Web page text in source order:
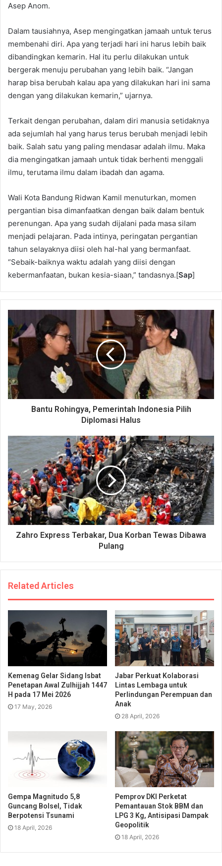
Asep Anom.
Dalam tausiahnya, Asep mengingatkan jamaah untuk terus
membenahi diri. Apa yang terjadi hari ini harus lebih baik
dibandingkan kemarin. Hal itu perlu dilakukan untuk
bergerak menuju perubahan yang lebih baik. “Jangan
harap bisa berubah kalau apa yang dilakukan hari ini sama
dengan yang dilakukan kemarin,” ujarnya.
Terkait dengan perubahan, dalam diri manusia setidaknya
ada sejumlah hal yang harus terus berubah menjadi lebih
baik. Salah satu yang paling mendasar adalah ilmu. Maka
dia mengingatkan jamaah untuk tidak berhenti menggali
ilmu, terutama ilmu dalam ibadah dan agama.
Wali Kota Bandung Ridwan Kamil menuturkan, momen
pergantian bisa dimanfaatkan dengan baik dalam bentuk
perenungan. Apa yang sudah dijalani pada masa silam
menjadi pelajaran. Pada intinya, peringatan pergantian
tahun selayaknya diisi oleh hal-hal yang bermanfaat.
“Sebaik-baiknya waktu adalah yang diisi dengan
kebermanfaatan, bukan kesia-siaan,” tandasnya.[Sap]
Bantu Rohingya, Pemerintah Indonesia Pilih
Diplomasi Halus
Zahro Express Terbakar, Dua Korban Tewas Dibawa
Pulang
Related Articles
Kemenag Gelar Sidang Isbat
Penetapan Awal Zulhijjah 1447
H pada 17 Mei 2026
17 May, 2026
Jabar Perkuat Kolaborasi
Lintas Lembaga untuk
Perlindungan Perempuan dan
Anak
28 April, 2026
Gempa Magnitudo 5,8
Guncang Bolsel, Tidak
Berpotensi Tsunami
18 April, 2026
Pemprov DKI Perketat
Pemantauan Stok BBM dan
LPG 3 Kg, Antisipasi Dampak
Geopolitik
18 April, 2026